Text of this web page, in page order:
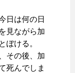
日は何の日
見ながら加
ぼける。
その後、加
死んでしま